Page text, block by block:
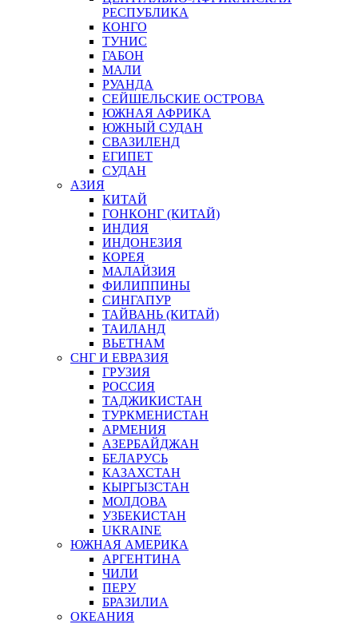
РЕСПУБЛИКА
КОНГО
ТУНИС
ГАБОН
МАЛИ
РУАНДА
СЕЙШЕЛЬСКИЕ ОСТРОВА
ЮЖНАЯ АФРИКА
ЮЖНЫЙ СУДАН
СВАЗИЛЕНД
ЕГИПЕТ
СУДАН
АЗИЯ
КИТАЙ
ГОНКОНГ (КИТАЙ)
ИНДИЯ
ИНДОНЕЗИЯ
КОРЕЯ
МАЛАЙЗИЯ
ФИЛИППИНЫ
СИНГАПУР
ТАЙВАНЬ (КИТАЙ)
ТАИЛАНД
ВЬЕТНАМ
СНГ И ЕВРАЗИЯ
ГРУЗИЯ
РОССИЯ
ТАДЖИКИСТАН
ТУРКМЕНИСТАН
АРМЕНИЯ
АЗЕРБАЙДЖАН
БЕЛАРУСЬ
КАЗАХСТАН
КЫРГЫЗСТАН
МОЛДОВА
УЗБЕКИСТАН
UKRAINE
ЮЖНАЯ АМЕРИКА
АРГЕНТИНА
ЧИЛИ
ПЕРУ
БРАЗИЛИА
ОКЕАНИЯ